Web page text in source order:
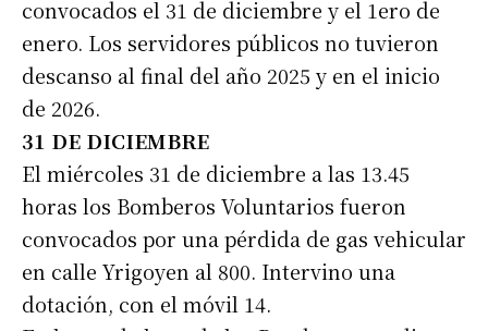
convocados el 31 de diciembre y el 1ero de
enero. Los servidores públicos no tuvieron
descanso al final del año 2025 y en el inicio
de 2026.
31 DE DICIEMBRE
El miércoles 31 de diciembre a las 13.45
horas los Bomberos Voluntarios fueron
convocados por una pérdida de gas vehicular
en calle Yrigoyen al 800. Intervino una
dotación, con el móvil 14.